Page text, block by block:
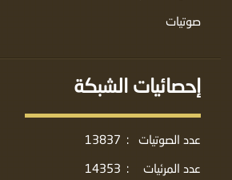
صوتيات
إحصائيات الشبكة
عدد الصوتيات :
13837
عدد المرئيات
:
14353